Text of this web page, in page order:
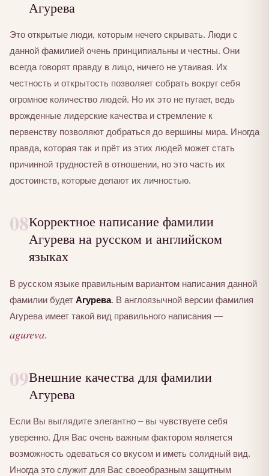
Агурева
Это открытые люди, которым нечего скрывать. Люди с
данной фамилией очень принципиальны и честны. Они
всегда говорят правду в лицо, ничего не утаивая. Их
честность и открытость позволяет собрать вокруг себя
огромное количество людей. Но их это не пугает, ведь
врожденные лидерские качества и стремление к
первенству позволяют добраться до вершины мира. Иногда
правда, которая так и прёт из этих людей может стать
причинной трудностей в отношении, но это часть их
достоинств, которые делают их личностью.
08Корректное написание фамилии
Агурева на русском и английском
языках
В русском языке правильным вариантом написания данной
фамилии будет Агурева. В англоязычной версии фамилия
Агурева имеет такой вид правильного написания —
agureva.
09Внешние качества для фамилии
Агурева
Если Вы выглядите элегантно – вы чувствуете себя
уверенно. Для Вас очень важным фактором является
возможность одеваться со вкусом и иметь солидный вид.
Иногда это служит для Вас своеобразным защитным